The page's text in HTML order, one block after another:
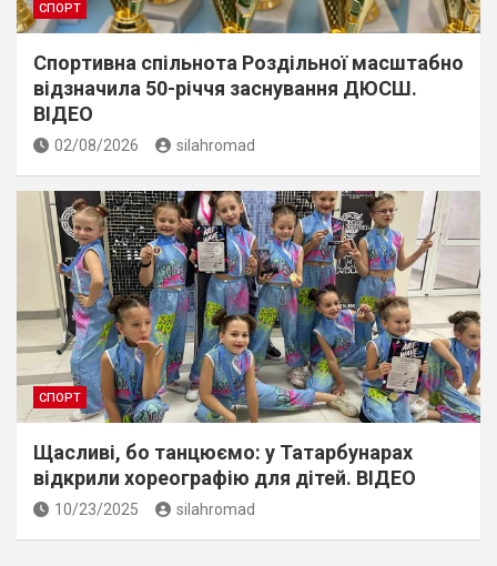
СПОРТ
Спортивна спільнота Роздільної масштабно
відзначила 50-річчя заснування ДЮСШ.
ВІДЕО
02/08/2026 silahromad
СПОРТ
Щасливі, бо танцюємо: у Татарбунарах
відкрили хореографію для дітей. ВІДЕО
10/23/2025 silahromad